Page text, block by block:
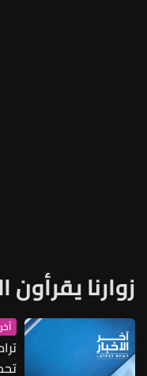
زوارنا يقرأون